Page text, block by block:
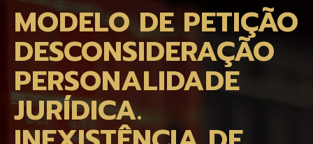
MODELO DE PETIÇÃO
DESCONSIDERAÇÃO
PERSONALIDADE
JURÍDICA.